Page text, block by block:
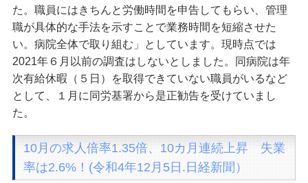
た。職員にはきちんと労働時間を申告してもらい、管理
職が具体的な手法を示すことで業務時間を短縮させた
い。病院全体で取り組む」としています。現時点では
2021年６月以前の調査はしないとしました。同病院は年
次有給休暇（５日）を取得できていない職員がいるなど
として、１月に同労基署から是正勧告を受けていまし
た。
10月の求人倍率1.35倍、10カ月連続上昇 失業
率は2.6%！(令和4年12月5日.日経新聞）